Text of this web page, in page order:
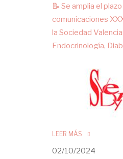
📝 Se amplia el
comunicaciones
la Sociedad
Endocrinología,
LEER MÁS
02/10/2024